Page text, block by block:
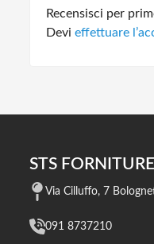
Recensisci per
Devi effettuare
STS FORNITURE
Via Cilluffo, 7
091 8737210